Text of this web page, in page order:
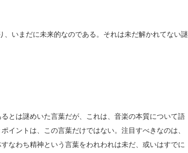
いまだに未来的なのである。それは未だ解かれてない謎
とは謎めいた言葉だが、これは、音楽の本質について語
イントは、この言葉だけではない。注目すべきなのは、
なわち精神という言葉をわれわれは未だ、或いはすでに